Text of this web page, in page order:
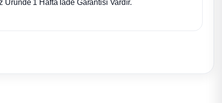
Üründe 1 Hafta İade Garantisi Vardır.